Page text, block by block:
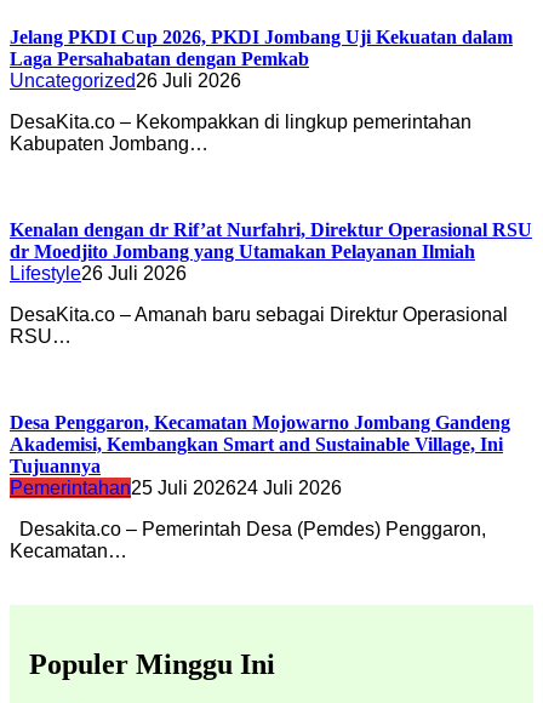
Jelang PKDI Cup 2026, PKDI Jombang Uji Kekuatan dalam
Laga Persahabatan dengan Pemkab
Uncategorized26 Juli 2026
DesaKita.co – Kekompakkan di lingkup pemerintahan
Kabupaten Jombang…
Kenalan dengan dr Rif’at Nurfahri, Direktur Operasional RSU
dr Moedjito Jombang yang Utamakan Pelayanan Ilmiah
Lifestyle26 Juli 2026
DesaKita.co – Amanah baru sebagai Direktur Operasional
RSU…
Desa Penggaron, Kecamatan Mojowarno Jombang Gandeng
Akademisi, Kembangkan Smart and Sustainable Village, Ini
Tujuannya
Pemerintahan25 Juli 202624 Juli 2026
Desakita.co – Pemerintah Desa (Pemdes) Penggaron,
Kecamatan…
Populer Minggu Ini